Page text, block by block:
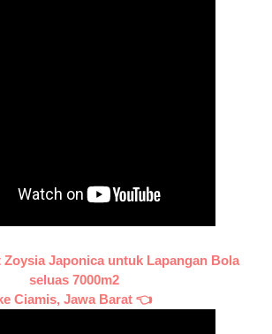
Japonica untuk Lapangan Bola
seluas 7000m2
Ciamis, Jawa Barat 👈